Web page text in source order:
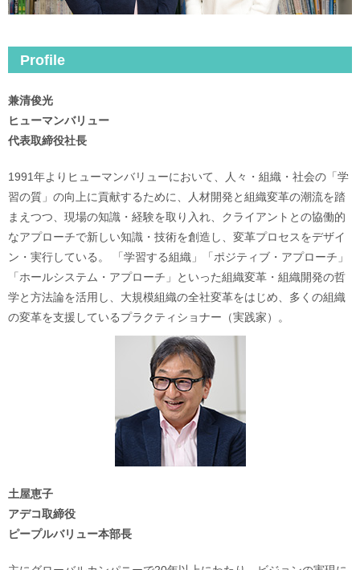
Profile
兼清俊光
ヒューマンバリュー
代表取締役社長
1991年よりヒューマンバリューにおいて、人々・組織・社会の「学
習の質」の向上に貢献するために、人材開発と組織変革の潮流を踏
まえつつ、現場の知識・経験を取り入れ、クライアントとの協働的
なアプローチで新しい知識・技術を創造し、変革プロセスをデザイ
ン・実行している。 「学習する組織」「ポジティブ・アプローチ」
「ホールシステム・アプローチ」といった組織変革・組織開発の哲
学と方法論を活用し、大規模組織の全社変革をはじめ、多くの組織
の変革を支援しているプラクティショナー（実践家）。
土屋恵子
アデコ取締役
ピープルバリュー本部長